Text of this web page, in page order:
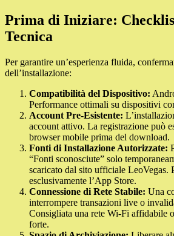
Prima di Iniziare:
Tecnica
Per garantire un’esperienza fluida,
dell’installazione:
Compatibilità del Dispositivo:
Performance ottimali su dispositivi
Account Pre-Esistente:
account attivo. La registrazione può
browser mobile prima del download.
Fonti di Installazione Autorizzate:
“Fonti sconosciute” solo
scaricato dal sito ufficiale LeoVegas.
esclusivamente l’App Store.
Connessione di Rete Stabile: Una
interrompere transazioni live o
Consigliata una rete Wi-Fi affidabile
forte.